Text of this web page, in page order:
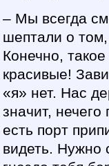
– Мы всегда
шептали о
Конечно,
красивые!
«я» нет. Нас
значит, нечего
есть порт
видеть. Нужно